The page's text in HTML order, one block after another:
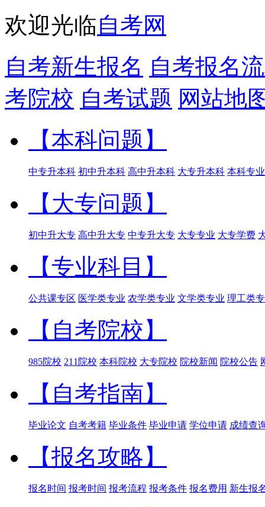
欢迎光临自考网
自考新生报名 自考报名
考院校 自考试题 网站地
【本科问题】
中专升本科 初中升本科 高中升本科 大专升本科 本科专业
【大专问题】
初中升大专 高中升大专 中专升大专 大专专业 大专学费
【专业科目】
公共课专区 医学类专业 农学类专业 文学类专业 理工类
【自考院校】
985院校 211院校 本科院校 大专院校 院校新闻 院校公告
【自考指南】
毕业论文 自考考籍 毕业条件 毕业申请 学位申请 成绩查
【报名攻略】
报名时间 报考时间 报考流程 报考条件 报名费用 新生报